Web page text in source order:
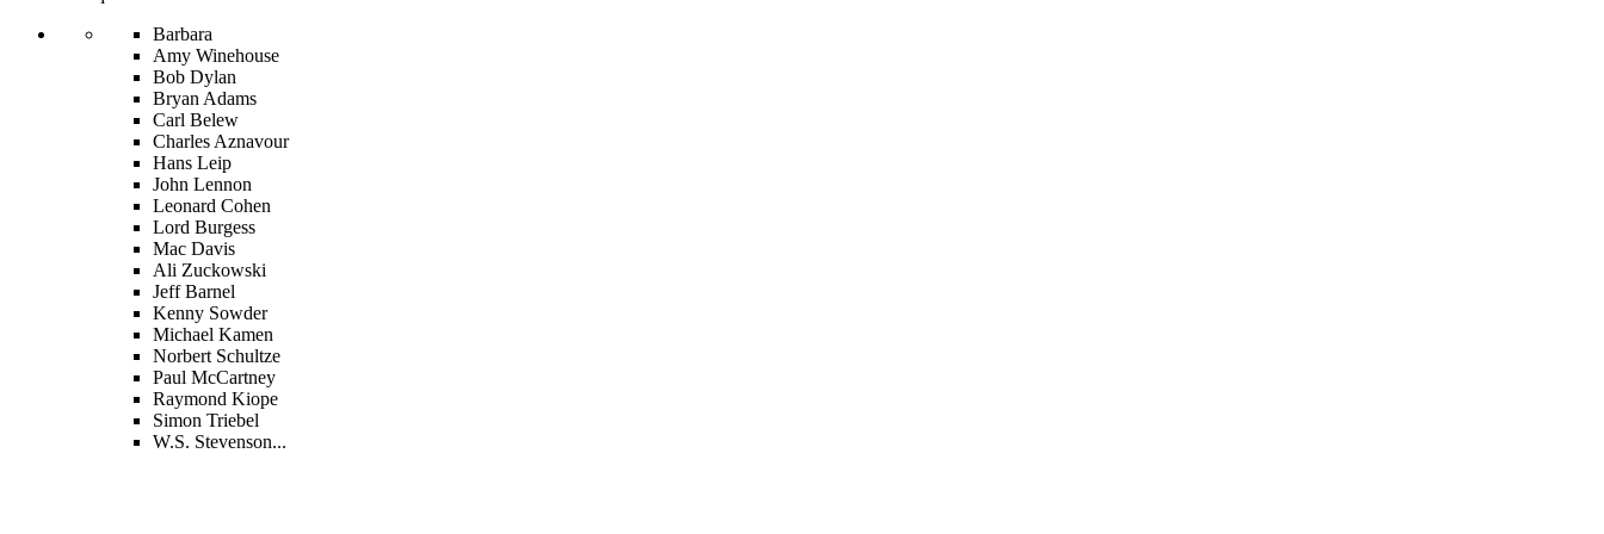
Barbara
Amy Winehouse
Bob Dylan
Bryan Adams
Carl Belew
Charles Aznavour
Hans Leip
John Lennon
Leonard Cohen
Lord Burgess
Mac Davis
Ali Zuckowski
Jeff Barnel
Kenny Sowder
Michael Kamen
Norbert Schultze
Paul McCartney
Raymond Kiope
Simon Triebel
W.S. Stevenson...